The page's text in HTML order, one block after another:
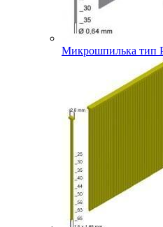
Микрошпилька тип